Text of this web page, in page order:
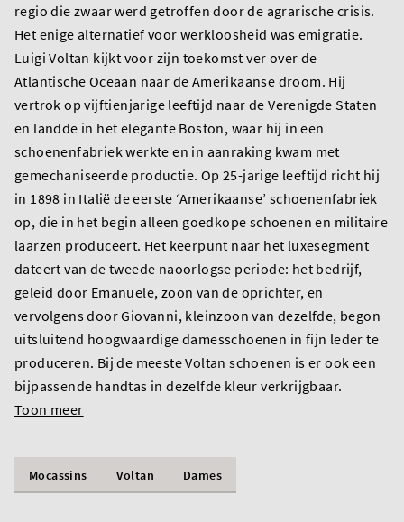
regio die zwaar werd getroffen door de agrarische crisis.
Het enige alternatief voor werkloosheid was emigratie.
Luigi Voltan kijkt voor zijn toekomst ver over de
Atlantische Oceaan naar de Amerikaanse droom. Hij
vertrok op vijftienjarige leeftijd naar de Verenigde Staten
en landde in het elegante Boston, waar hij in een
schoenenfabriek werkte en in aanraking kwam met
gemechaniseerde productie. Op 25-jarige leeftijd richt hij
in 1898 in Italië de eerste ‘Amerikaanse’ schoenenfabriek
op, die in het begin alleen goedkope schoenen en militaire
laarzen produceert. Het keerpunt naar het luxesegment
dateert van de tweede naoorlogse periode: het bedrijf,
geleid door Emanuele, zoon van de oprichter, en
vervolgens door Giovanni, kleinzoon van dezelfde, begon
uitsluitend hoogwaardige damesschoenen in fijn leder te
produceren. Bij de meeste Voltan schoenen is er ook een
bijpassende handtas in dezelfde kleur verkrijgbaar.
Toon meer
Mocassins Voltan Dames